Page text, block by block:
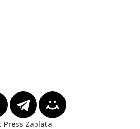
Press Zaplata